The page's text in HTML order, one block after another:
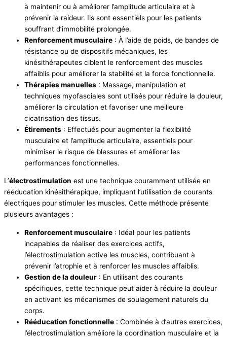
à maintenir ou à améliorer l’amplitude articulaire et à
prévenir la raideur. Ils sont essentiels pour les patients
souffrant d’immobilité prolongée.
Renforcement musculaire : À l’aide de poids, de bandes de
résistance ou de dispositifs mécaniques, les
kinésithérapeutes ciblent le renforcement des muscles
affaiblis pour améliorer la stabilité et la force fonctionnelle.
Thérapies manuelles : Massage, manipulation et
techniques myofasciales sont utilisés pour réduire la douleur,
améliorer la circulation et favoriser une meilleure
cicatrisation des tissus.
Étirements : Effectués pour augmenter la flexibilité
musculaire et l’amplitude articulaire, essentiels pour
minimiser le risque de blessures et améliorer les
performances fonctionnelles.
L’électrostimulation est une technique couramment utilisée en
rééducation kinésithérapique, impliquant l’utilisation de courants
électriques pour stimuler les muscles. Cette méthode présente
plusieurs avantages :
Renforcement musculaire : Idéal pour les patients
incapables de réaliser des exercices actifs,
l’électrostimulation active les muscles, contribuant à
prévenir l’atrophie et à renforcer les muscles affaiblis.
Gestion de la douleur : En utilisant des courants
spécifiques, cette technique peut aider à réduire la douleur
en activant les mécanismes de soulagement naturels du
corps.
Rééducation fonctionnelle : Combinée à d’autres exercices,
l’électrostimulation améliore la coordination musculaire et la